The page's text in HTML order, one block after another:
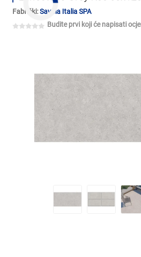
Fabrički:Savoia Italia SPA
Budite prvi koji će napisati